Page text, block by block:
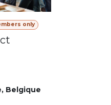
only
, Belgique